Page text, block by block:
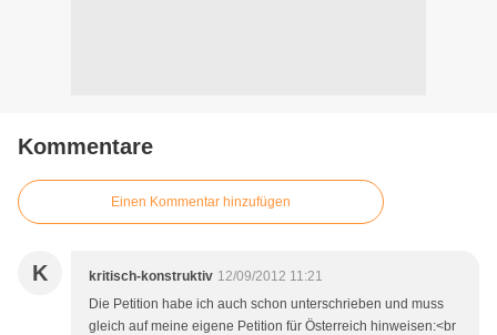
Kommentare
Einen Kommentar hinzufügen
K kritisch-konstruktiv 12/09/2012 11:21
Die Petition habe ich auch schon unterschrieben und muss
gleich auf meine eigene Petition für Österreich hinweisen:<br